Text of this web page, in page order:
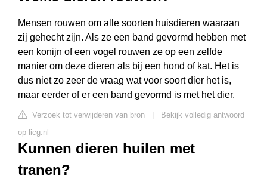
Mensen rouwen om alle soorten huisdieren waaraan
zij gehecht zijn. Als ze een band gevormd hebben met
een konijn of een vogel rouwen ze op een zelfde
manier om deze dieren als bij een hond of kat. Het is
dus niet zo zeer de vraag wat voor soort dier het is,
maar eerder of er een band gevormd is met het dier.
Verzoek tot verwijderen van bron
Bekijk volledig antwoord
op licg.nl
Kunnen dieren huilen met
tranen?